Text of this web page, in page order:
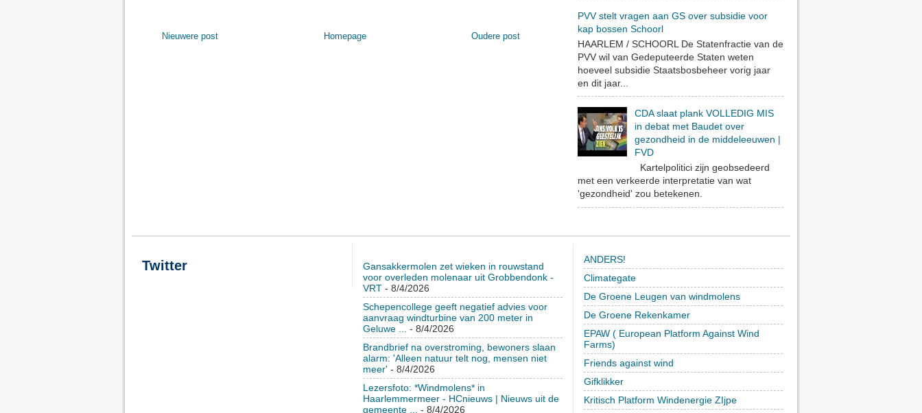
Nieuwere post Oudere post
Homepage
PVV stelt vragen aan GS over subsidie voor
kap bossen Schoorl
HAARLEM / SCHOORL De Statenfractie van de
PVV wil van Gedeputeerde Staten weten
hoeveel subsidie Staatsbosbeheer vorig jaar
en dit jaar...
CDA slaat plank VOLLEDIG MIS
in debat met Baudet over
gezondheid in de middeleeuwen |
FVD
Kartelpolitici zijn geobsedeerd
met een verkeerde interpretatie van wat
'gezondheid' zou betekenen.
Twitter
Gansakkermolen zet wieken in rouwstand
voor overleden molenaar uit Grobbendonk -
VRT- 8/4/2026
Schepencollege geeft negatief advies voor
aanvraag windturbine van 200 meter in
Geluwe ...
- 8/4/2026
Brandbrief na overstroming, bewoners slaan
alarm: 'Alleen natuur telt nog, mensen niet
meer' - 8/4/2026
Lezersfoto: *Windmolens* in
Haarlemmermeer - HCnieuws | Nieuws uit de
gemeente ...
- 8/4/2026
ANDERS!
Climategate
De Groene Leugen van windmolens
De Groene Rekenkamer
EPAW ( European Platform Against Wind
Farms)
Friends against wind
Gifklikker
Kritisch Platform Windenergie ZIjpe